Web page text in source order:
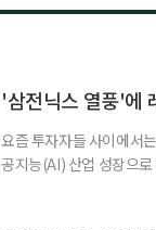
'삼전닉스 열풍'에
요즘 투자자들 사이에서
공지능(AI) 산업 성장으